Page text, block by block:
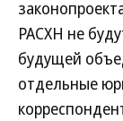
РАСХН не
будущей
отдельные